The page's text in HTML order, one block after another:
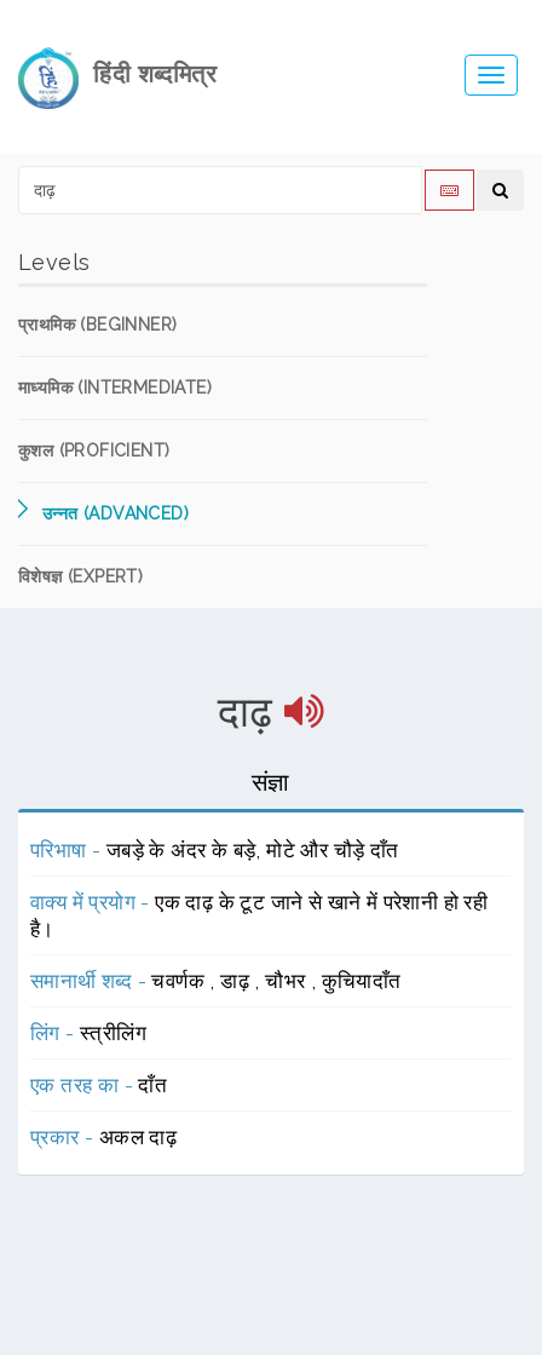
हिंदी शब्दमित्र
Levels
प्राथमिक (BEGINNER)
माध्यमिक (INTERMEDIATE)
कुशल (PROFICIENT)
उन्नत (ADVANCED)
विशेषज्ञ (EXPERT)
दाढ़
संज्ञा
परिभाषा -जबड़े के अंदर के बड़े, मोटे और चौड़े दाँत
वाक्य में प्रयोग -एक दाढ़ के टूट जाने से खाने में परेशानी हो रही
है।
समानार्थी शब्द -चवर्णक ,डाढ़ ,चौभर ,कुचियादाँत
लिंग -स्त्रीलिंग
एक तरह का -दाँत
प्रकार - अकल दाढ़